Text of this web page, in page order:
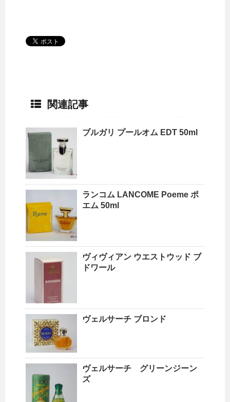
関連記事
ブルガリ プールオム EDT 50ml
ランコム LANCOME Poeme ポ
エム 50ml
ヴィヴィアン ウエストウッド ブ
ドワール
ヴェルサーチ ブロンド
ヴェルサーチ グリーンジーン
ズ